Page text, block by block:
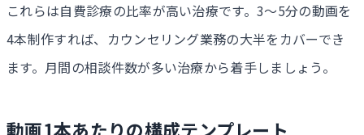
これらは自費診療の比率が高い治療です。3〜5分の動画を
4本制作すれば、カウンセリング業務の大半をカバーでき
ます。月間の相談件数が多い治療から着手しましょう。
動画1本あたりの構成テンプレート